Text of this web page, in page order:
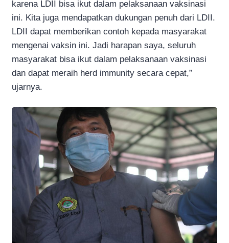
karena LDII bisa ikut dalam pelaksanaan vaksinasi
ini. Kita juga mendapatkan dukungan penuh dari LDII.
LDII dapat memberikan contoh kepada masyarakat
mengenai vaksin ini. Jadi harapan saya, seluruh
masyarakat bisa ikut dalam pelaksanaan vaksinasi
dan dapat meraih herd immunity secara cepat,”
ujarnya.